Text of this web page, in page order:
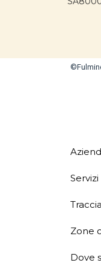
Servizi
Zone
Dove